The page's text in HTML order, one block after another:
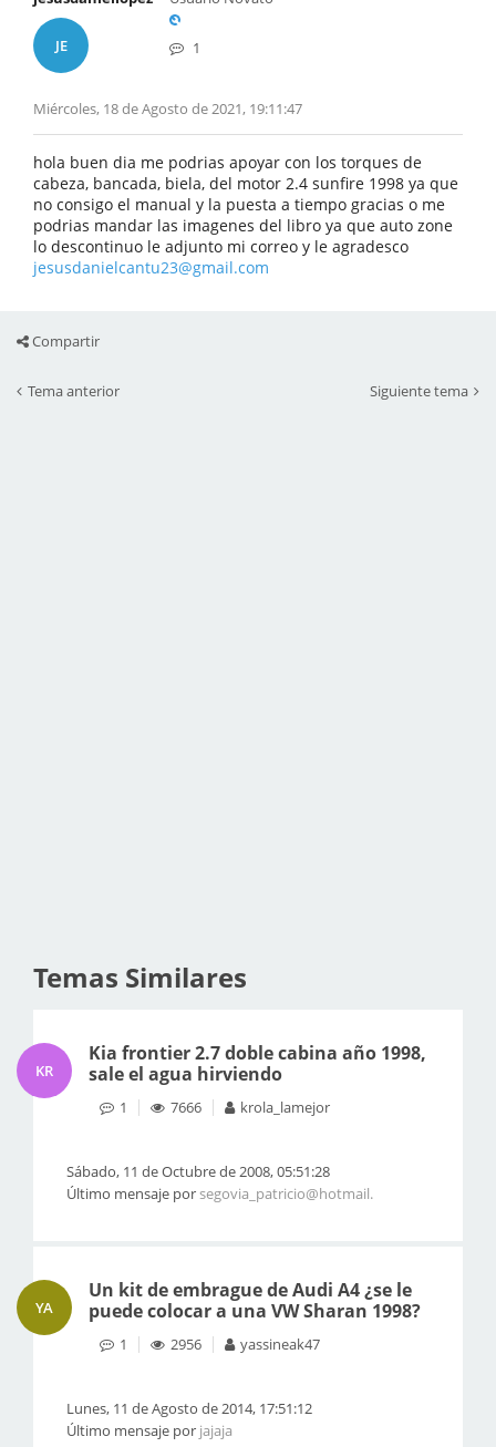
JE 1
Miércoles, 18 de Agosto de 2021, 19:11:47
hola buen dia me podrias apoyar con los torques de
cabeza, bancada, biela, del motor 2.4 sunfire 1998 ya que
no consigo el manual y la puesta a tiempo gracias o me
podrias mandar las imagenes del libro ya que auto zone
lo descontinuo le adjunto mi correo y le agradesco
jesusdanielcantu23@gmail.com
Compartir
Tema anterior Siguiente tema
Temas Similares
KR
Kia frontier 2.7 doble cabina año 1998,
sale el agua hirviendo
1 7666 krola_lamejor
Sábado, 11 de Octubre de 2008, 05:51:28
Último mensaje porsegovia_patricio@hotmail.
YA
Un kit de embrague de Audi A4 ¿se le
puede colocar a una VW Sharan 1998?
1 2956 yassineak47
Lunes, 11 de Agosto de 2014, 17:51:12
Último mensaje por jajaja